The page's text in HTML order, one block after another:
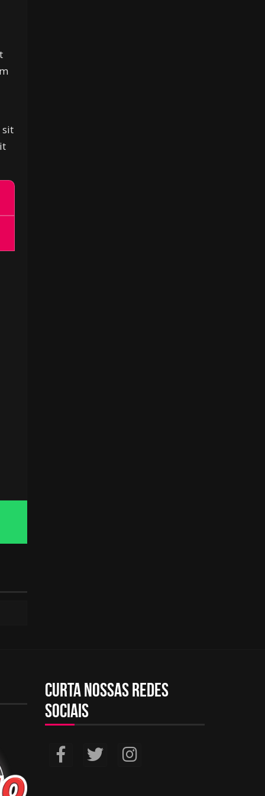
sit
Curta nossas redes
sociais